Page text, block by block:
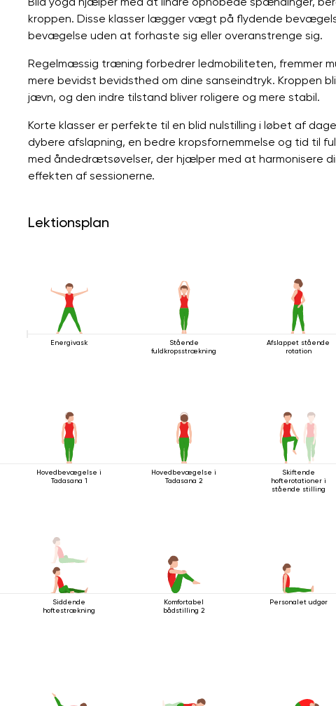
kroppen. Disse klasser lægger vægt på flydende
bevægelse uden at forhaste sig eller overanstrenge sig.
Regelmæssig træning forbedrer ledmobiliteten, fremmer
mere bevidst bevidsthed om dine sanseindtryk. Kroppen
jævn, og den indre tilstand bliver roligere og mere stabil.
Korte klasser er perfekte til en blid nulstilling i løbet af
dybere afslapning, en bedre kropsfornemmelse og tid til
med åndedrætsøvelser, der hjælper med at harmonisere
effekten af ​​sessionerne.
Lektionsplan
Energivask
Stående
fuldkropsstrækning
Afslappet stående
rotation
Hovedbevægelse i
Tadasana 1
Hovedbevægelse i
Tadasana 2
Skiftende
hofterotationer i
stående stilling
Siddende
hoftestrækning
Komfortabel
bådstilling 2
Personalet udgør